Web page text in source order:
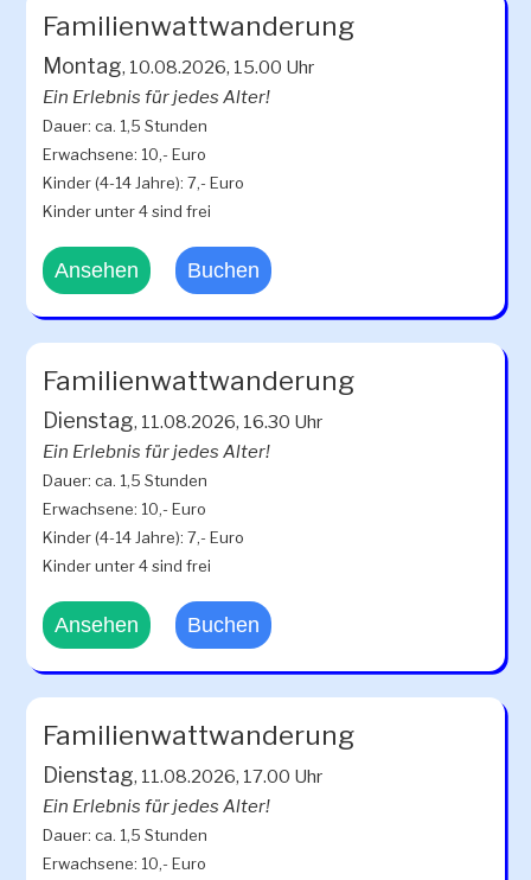
Familienwattwanderung
Montag, 10.08.2026, 15.00 Uhr
Ein Erlebnis für jedes Alter!
Dauer: ca. 1,5 Stunden
Erwachsene: 10,- Euro
Kinder (4-14 Jahre): 7,- Euro
Kinder unter 4 sind frei
Ansehen Buchen
Familienwattwanderung
Dienstag, 11.08.2026, 16.30 Uhr
Ein Erlebnis für jedes Alter!
Dauer: ca. 1,5 Stunden
Erwachsene: 10,- Euro
Kinder (4-14 Jahre): 7,- Euro
Kinder unter 4 sind frei
Ansehen Buchen
Familienwattwanderung
Dienstag, 11.08.2026, 17.00 Uhr
Ein Erlebnis für jedes Alter!
Dauer: ca. 1,5 Stunden
Erwachsene: 10,- Euro